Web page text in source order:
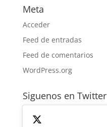
Meta
Acceder
Feed de entradas
Feed de comentarios
WordPress.org
Siguenos en Twitter